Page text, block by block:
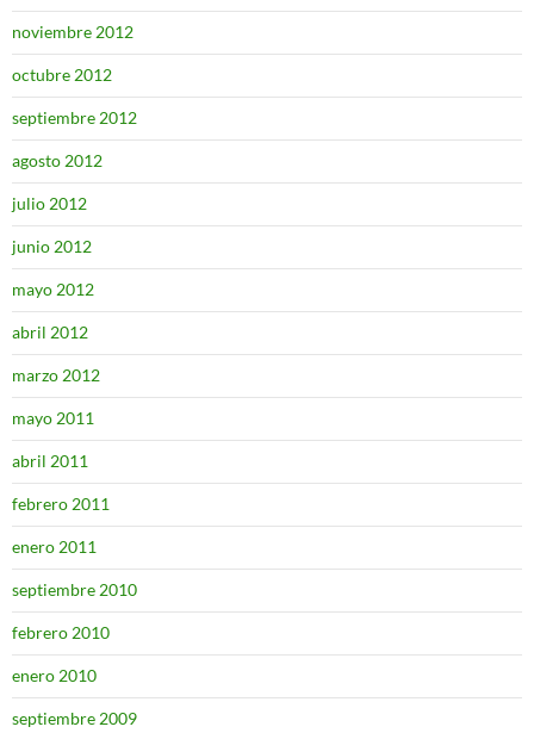
noviembre 2012
octubre 2012
septiembre 2012
agosto 2012
julio 2012
junio 2012
mayo 2012
abril 2012
marzo 2012
mayo 2011
abril 2011
febrero 2011
enero 2011
septiembre 2010
febrero 2010
enero 2010
septiembre 2009